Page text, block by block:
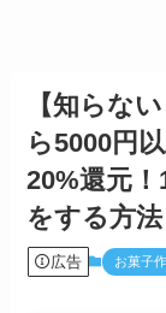
【知らな
ら5000円
20%還元
をする方
広告 お菓子